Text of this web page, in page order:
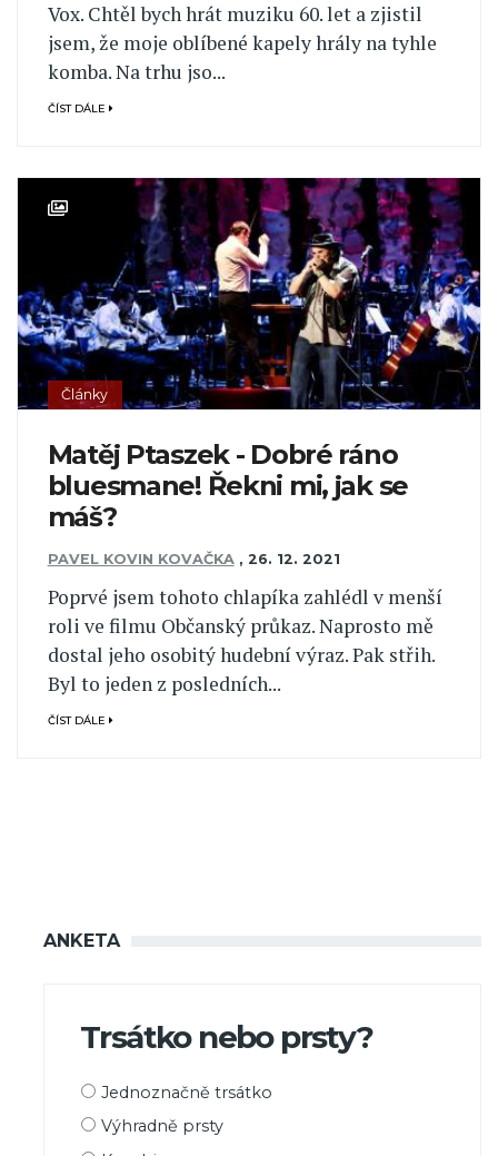
Vox. Chtěl bych hrát muziku 60. let a zjistil
jsem, že moje oblíbené kapely hrály na tyhle
komba. Na trhu jso...
ČÍST DÁLE
Články
Matěj Ptaszek - Dobré ráno
bluesmane! Řekni mi, jak se
máš?
PAVEL KOVIN KOVAČKA , 26. 12. 2021
Poprvé jsem tohoto chlapíka zahlédl v menší
roli ve filmu Občanský průkaz. Naprosto mě
dostal jeho osobitý hudební výraz. Pak střih.
Byl to jeden z posledních...
ČÍST DÁLE
ANKETA
Trsátko nebo prsty?
Možnosti
Jednoznačně trsátko
Výhradně prsty